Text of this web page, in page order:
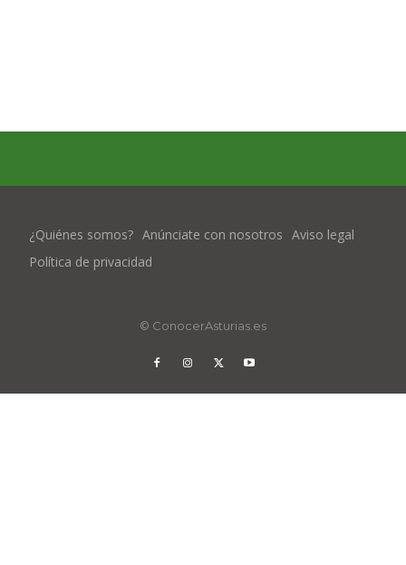
¿Quiénes somos? Anúnciate con nosotros Aviso legal
Política de privacidad
© ConocerAsturias.es